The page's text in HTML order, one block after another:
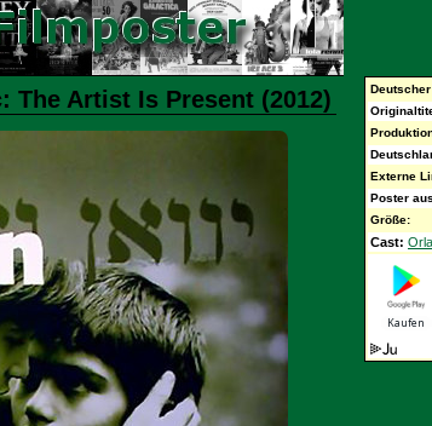
The Artist Is Present (2012)
Externe
Poster
Größe:
Cast: